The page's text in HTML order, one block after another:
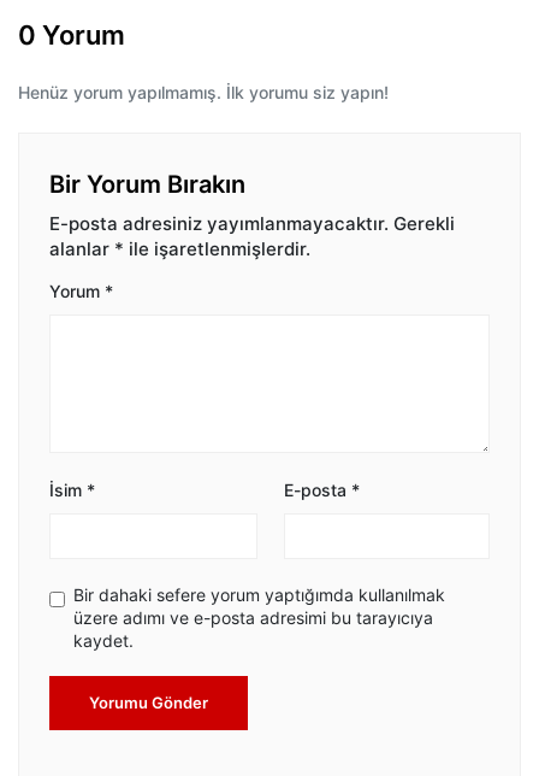
0 Yorum
Henüz yorum yapılmamış. İlk yorumu siz yapın!
Bir Yorum Bırakın
E-posta adresiniz yayımlanmayacaktır. Gerekli
alanlar * ile işaretlenmişlerdir.
Yorum *
İsim * E-posta *
Bir dahaki sefere yorum yaptığımda kullanılmak
üzere adımı ve e-posta adresimi bu tarayıcıya
kaydet.
Yorumu Gönder